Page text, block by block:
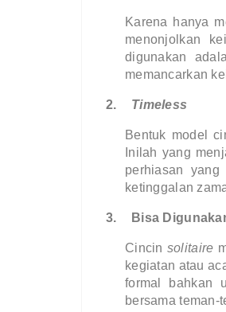
Karena hanya
menonjolkan
digunakan
memancarkan
2. Timeless
Bentuk model
Inilah yang
perhiasan
ketinggalan
3. Bisa
Cincin solitaire
kegiatan atau
formal bahkan
bersama teman-